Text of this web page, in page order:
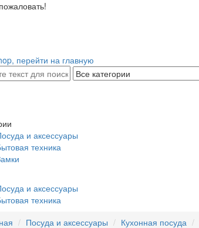
и аксессуары
техника
и аксессуары
техника
Посуда и аксессуары Кухонная посуда